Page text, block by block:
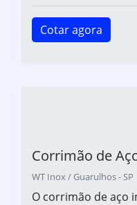
Cotar agora
Corrimão de
WT Inox / Guarulhos - SP
O corrimão de aço